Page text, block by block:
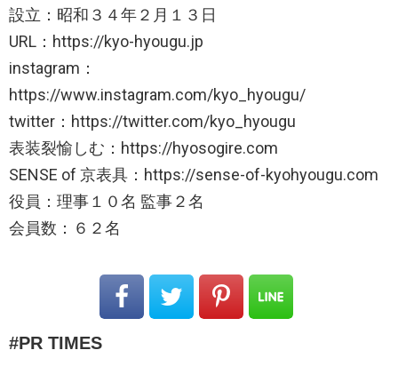
設立：昭和３４年２月１３日
URL：https://kyo-hyougu.jp
instagram：
https://www.instagram.com/kyo_hyougu/
twitter：https://twitter.com/kyo_hyougu
表装裂愉しむ：https://hyosogire.com
SENSE of 京表具：https://sense-of-kyohyougu.com
役員：理事１０名 監事２名
会員数：６２名
PR TIMES